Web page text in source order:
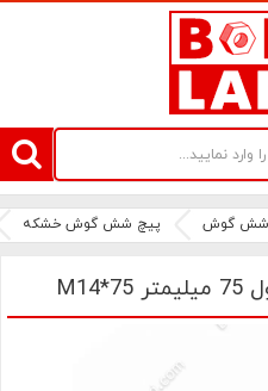
صنعتی بولتز لند | سرزمین پیچ
شش گوش پیچ شش گوش خشکه